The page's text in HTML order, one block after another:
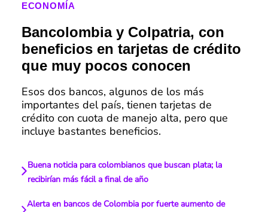
ECONOMÍA
Bancolombia y Colpatria, con
beneficios en tarjetas de crédito
que muy pocos conocen
Esos dos bancos, algunos de los más
importantes del país, tienen tarjetas de
crédito con cuota de manejo alta, pero que
incluye bastantes beneficios.
Buena noticia para colombianos que buscan plata; la
recibirían más fácil a final de año
Alerta en bancos de Colombia por fuerte aumento de